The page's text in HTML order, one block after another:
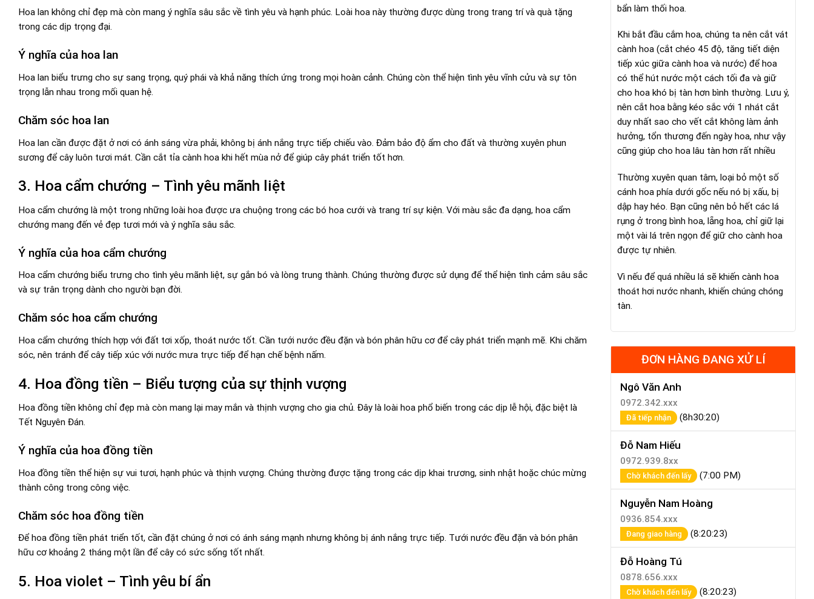
Hoa lan không chỉ đẹp mà còn mang ý nghĩa sâu sắc về tình yêu và hạnh phúc. Loài hoa này thường được dùng trong trang trí và quà tặng
trong các dịp trọng đại.
Ý nghĩa của hoa lan
Hoa lan biểu trưng cho sự sang trọng, quý phái và khả năng thích ứng trong mọi hoàn cảnh. Chúng còn thể hiện tình yêu vĩnh cửu và sự tôn
trọng lẫn nhau trong mối quan hệ.
Chăm sóc hoa lan
Hoa lan cần được đặt ở nơi có ánh sáng vừa phải, không bị ánh nắng trực tiếp chiếu vào. Đảm bảo độ ẩm cho đất và thường xuyên phun
sương để cây luôn tươi mát. Cần cắt tỉa cành hoa khi hết mùa nở để giúp cây phát triển tốt hơn.
3. Hoa cẩm chướng – Tình yêu mãnh liệt
Hoa cẩm chướng là một trong những loài hoa được ưa chuộng trong các bó hoa cưới và trang trí sự kiện. Với màu sắc đa dạng, hoa cẩm
chướng mang đến vẻ đẹp tươi mới và ý nghĩa sâu sắc.
Ý nghĩa của hoa cẩm chướng
Hoa cẩm chướng biểu trưng cho tình yêu mãnh liệt, sự gắn bó và lòng trung thành. Chúng thường được sử dụng để thể hiện tình cảm sâu sắc
và sự trân trọng dành cho người bạn đời.
Chăm sóc hoa cẩm chướng
Hoa cẩm chướng thích hợp với đất tơi xốp, thoát nước tốt. Cần tưới nước đều đặn và bón phân hữu cơ để cây phát triển mạnh mẽ. Khi chăm
sóc, nên tránh để cây tiếp xúc với nước mưa trực tiếp để hạn chế bệnh nấm.
4. Hoa đồng tiền – Biểu tượng của sự thịnh vượng
Hoa đồng tiền không chỉ đẹp mà còn mang lại may mắn và thịnh vượng cho gia chủ. Đây là loài hoa phổ biến trong các dịp lễ hội, đặc biệt là
Tết Nguyên Đán.
Ý nghĩa của hoa đồng tiền
Hoa đồng tiền thể hiện sự vui tươi, hạnh phúc và thịnh vượng. Chúng thường được tặng trong các dịp khai trương, sinh nhật hoặc chúc mừng
thành công trong công việc.
Chăm sóc hoa đồng tiền
Để hoa đồng tiền phát triển tốt, cần đặt chúng ở nơi có ánh sáng mạnh nhưng không bị ánh nắng trực tiếp. Tưới nước đều đặn và bón phân
hữu cơ khoảng 2 tháng một lần để cây có sức sống tốt nhất.
5. Hoa violet – Tình yêu bí ẩn
bẩn làm thối hoa.
Khi bắt đầu cắm hoa, chúng ta nên cắt vát
cành hoa (cắt chéo 45 độ, tăng tiết diện
tiếp xúc giữa cành hoa và nước) để hoa
có thể hút nước một cách tối đa và giữ
cho hoa khó bị tàn hơn bình thường. Lưu ý,
nên cắt hoa bằng kéo sắc với 1 nhát cắt
duy nhất sao cho vết cắt không làm ảnh
hưởng, tổn thương đến ngày hoa, như vậy
cũng giúp cho hoa lâu tàn hơn rất nhiều
Thường xuyên quan tâm, loại bỏ một số
cánh hoa phía dưới gốc nếu nó bị xấu, bị
dập hay héo. Bạn cũng nên bỏ hết các lá
rụng ở trong bình hoa, lẵng hoa, chỉ giữ lại
một vài lá trên ngọn để giữ cho cành hoa
được tự nhiên.
Vì nếu để quá nhiều lá sẽ khiến cành hoa
thoát hơi nước nhanh, khiến chúng chóng
tàn.
ĐƠN HÀNG ĐANG XỬ LÍ
Ngô Văn Anh
0972.342.xxx
Đã tiếp nhận (8h30:20)
Đỗ Nam Hiếu
0972.939.8xx
Chờ khách đến lấy (7:00 PM)
Nguyễn Nam Hoàng
0936.854.xxx
Đang giao hàng (8:20:23)
Đỗ Hoàng Tú
0878.656.xxx
Chờ khách đến lấy (8:20:23)